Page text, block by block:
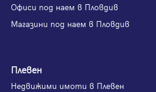
Офиси под наем в Пловдив
Магазини под наем в Пловдив
Плевен
Недвижими имоти в Плевен